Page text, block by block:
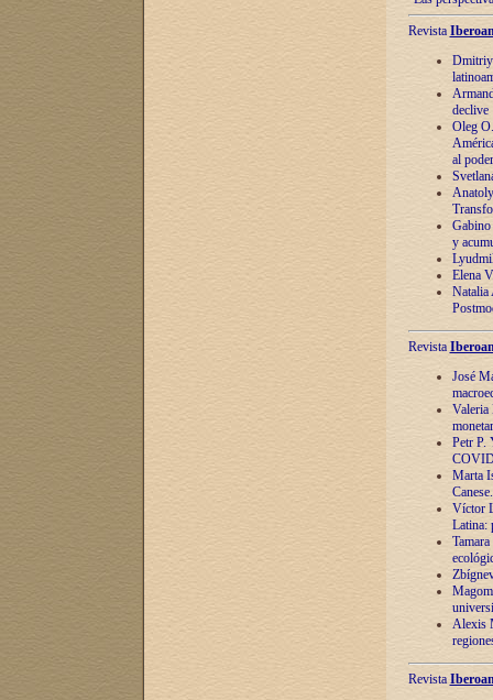
Revista
Dmitriy
declive
Oleg
al poder
y
Elena
Natalia
Revista
José
Valeria
Petr P.
Marta
Víctor
Latina:
Alexis
Revista